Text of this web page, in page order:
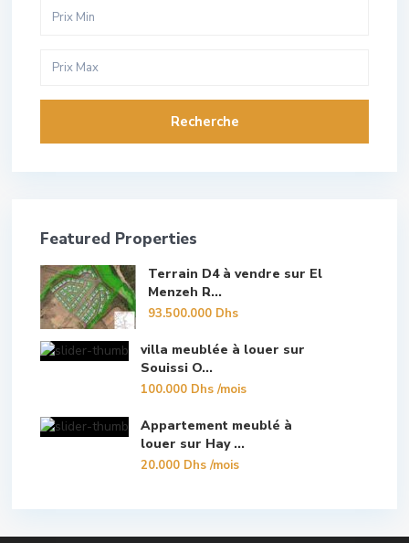
Recherche
Featured Properties
Terrain D4 à vendre sur El
Menzeh R...
93.500.000 Dhs
villa meublée à louer sur
Souissi O...
100.000 Dhs/mois
Appartement meublé à
louer sur Hay ...
20.000 Dhs/mois